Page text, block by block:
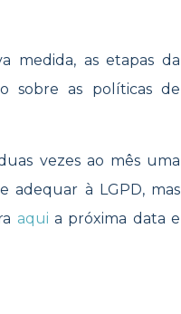
medida, as etapas da
sobre as políticas de
vezes ao mês uma
adequar à LGPD, mas
aqui a próxima data e